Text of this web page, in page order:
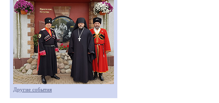
Другие события